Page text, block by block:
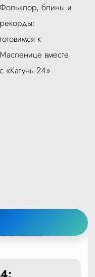
Фольклор, блины и
рекорды:
готовимся к
Масленице вместе
с «Катунь 24»